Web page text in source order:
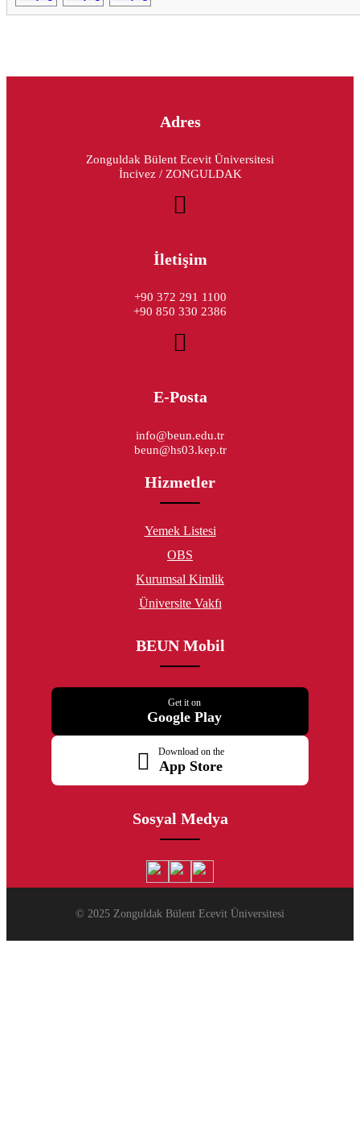
Adres
Zonguldak Bülent Ecevit Üniversitesi
İncivez / ZONGULDAK
İletişim
+90 372 291 1100
+90 850 330 2386
E-Posta
info@beun.edu.tr
beun@hs03.kep.tr
Hizmetler
Yemek Listesi
OBS
Kurumsal Kimlik
Üniversite Vakfı
BEUN Mobil
Get it on
Google Play
Download on the
App Store
Sosyal Medya
© 2025 Zonguldak Bülent Ecevit Üniversitesi